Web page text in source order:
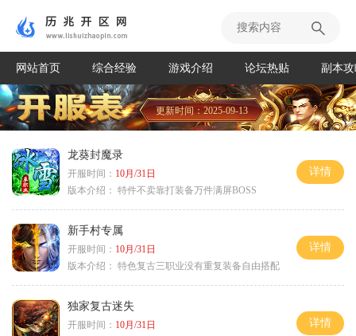
网站首页 综合经验 游戏介绍 论坛热贴 副本
更新时间：2025-09-13
龙葵封魔录
开服时间： 10月/31日
版本介绍： 特件不卖靠打装备万件满屏BOSS
详情
新手村专属
开服时间： 10月/31日
版本介绍： 特色复古三职业没有重复装备自由搭配
详情
独家复古迷失
开服时间： 10月/31日
详情